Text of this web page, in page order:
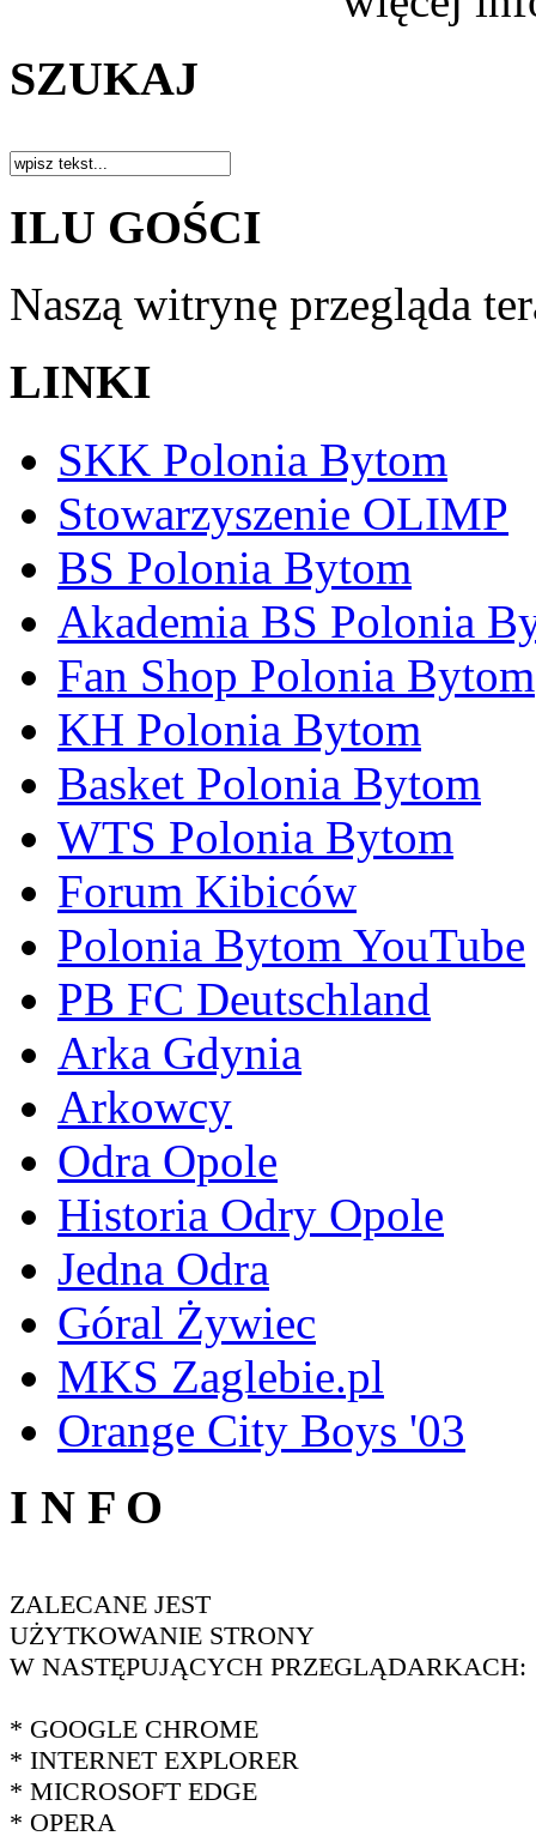
SZUKAJ
ILU GOŚCI
Naszą witrynę przegląda
LINKI
SKK Polonia Bytom
Stowarzyszenie OLIMP
BS Polonia Bytom
Akademia BS Polonia
Fan Shop Polonia Bytom
KH Polonia Bytom
Basket Polonia Bytom
WTS Polonia Bytom
Forum Kibiców
Polonia Bytom YouTube
PB FC Deutschland
Arka Gdynia
Arkowcy
Odra Opole
Historia Odry Opole
Jedna Odra
Góral Żywiec
MKS Zaglebie.pl
Orange City Boys '03
I N F O
ZALECANE JEST
UŻYTKOWANIE STRONY
W NASTĘPUJĄCYCH PRZEGLĄDARKACH:
* GOOGLE CHROME
* INTERNET EXPLORER
* MICROSOFT EDGE
* OPERA